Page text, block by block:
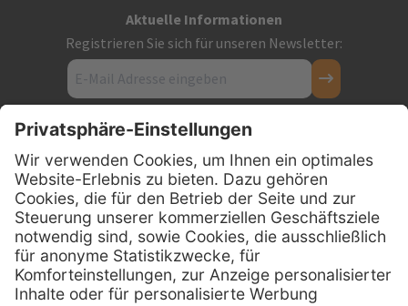
Aktuelle Informationen
Registrieren Sie sich für unseren Newsletter:
Kontakt
Firmensitz
PxD Praxis-Discount GmbH
Hans-Wunderlich-Straße 7
D-49078 Osnabrück
Telefon: 0800 - 600 66 30
Telefon:0800 - 07 01 96